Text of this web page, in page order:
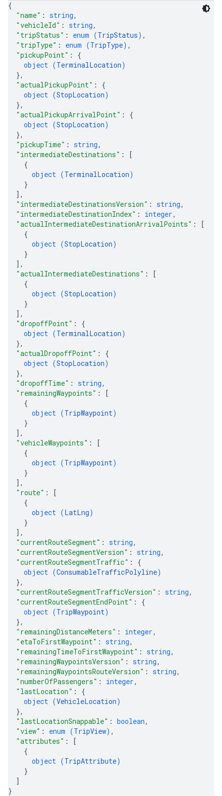
{
"name" : string,
"vehicleId" : string,
"tripStatus" : enum (TripStatus) ,
"tripType" : enum (TripType) ,
"pickupPoint" : {
object (TerminalLocation)
},
"actualPickupPoint" : {
object (StopLocation)
},
"actualPickupArrivalPoint" : {
object (StopLocation)
},
"pickupTime" : string,
"intermediateDestinations" :
[
{
object (TerminalLocation)
}
] ,
"intermediateDestinationsVersion" : string,
"intermediateDestinationIndex" : integer,
"actualIntermediateDestinationArrivalPoints" :
[
{
object (StopLocation)
}
] ,
"actualIntermediateDestinations" :
[
{
object (StopLocation)
}
] ,
"dropoffPoint" : {
object (TerminalLocation)
},
"actualDropoffPoint" : {
object (StopLocation)
},
"dropoffTime" : string,
"remainingWaypoints" :
[
{
object (TripWaypoint)
}
] ,
"vehicleWaypoints" :
[
{
object (TripWaypoint)
}
] ,
"route" :
[
{
object (LatLng)
}
] ,
"currentRouteSegment" : string,
"currentRouteSegmentVersion" : string,
"currentRouteSegmentTraffic" : {
object (ConsumableTrafficPolyline)
},
"currentRouteSegmentTrafficVersion" : string,
"currentRouteSegmentEndPoint" : {
object (TripWaypoint)
},
"remainingDistanceMeters" : integer,
"etaToFirstWaypoint" : string,
"remainingTimeToFirstWaypoint" : string,
"remainingWaypointsVersion" : string,
"remainingWaypointsRouteVersion" : string,
"numberOfPassengers" : integer,
"lastLocation" : {
object (VehicleLocation)
},
"lastLocationSnappable" : boolean,
"view" : enum (TripView) ,
"attributes" :
[
{
object (TripAttribute)
}
]
}